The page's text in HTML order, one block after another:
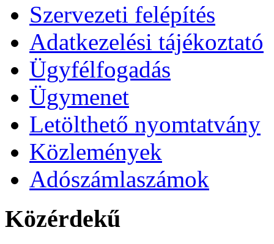
Szervezeti felépítés
Adatkezelési tájékoztató
Ügyfélfogadás
Ügymenet
Letölthető nyomtatvány
Közlemények
Adószámlaszámok
Közérdekű